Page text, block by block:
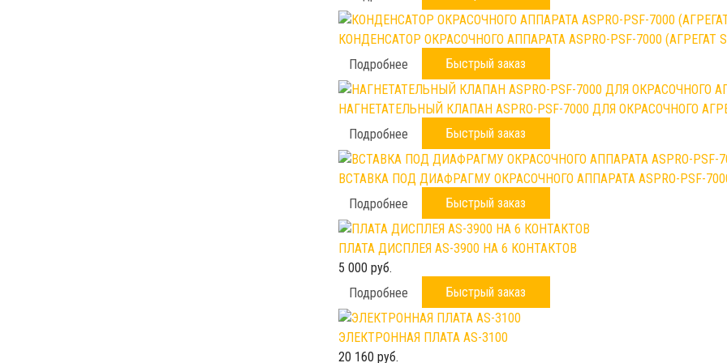
КОНДЕНСАТОР ОКРАСОЧНОГО АППАРАТА ASPRO-PSF-7000 (АГРЕГАТ
Подробнее
Быстрый заказ
НАГНЕТАТЕЛЬНЫЙ КЛАПАН ASPRO-PSF-7000 ДЛЯ ОКРАСОЧНОГО
Подробнее
Быстрый заказ
ВСТАВКА ПОД ДИАФРАГМУ ОКРАСОЧНОГО АППАРАТА ASPRO-PSF-
Подробнее
Быстрый заказ
ПЛАТА ДИСПЛЕЯ AS-3900 НА 6 КОНТАКТОВ
5 000 руб.
Подробнее
Быстрый заказ
ЭЛЕКТРОННАЯ ПЛАТА AS-3100
20 160 руб.